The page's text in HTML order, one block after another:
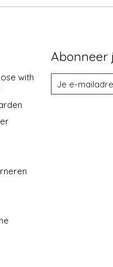
with
Abonneer